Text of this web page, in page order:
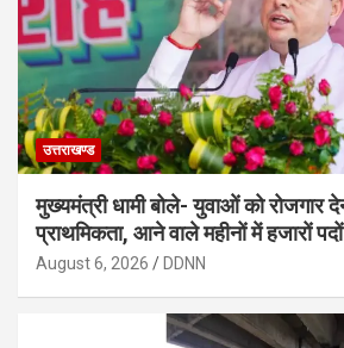
उत्तराखण्ड
मुख्यमंत्री धामी बोले- युवाओं को रोजगार
प्राथमिकता, आने वाले महीनों में हजारों पदों
August 6, 2026 DDNN